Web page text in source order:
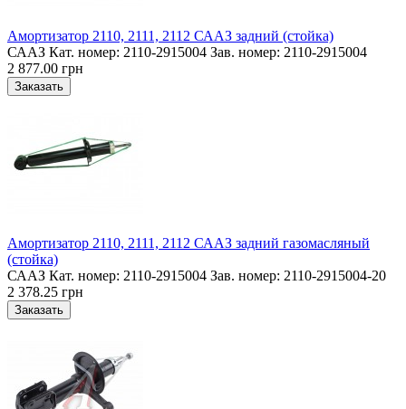
Амортизатор 2110, 2111, 2112 СААЗ задний (стойка)
СААЗ Кат. номер: 2110-2915004 Зав. номер: 2110-2915004
2 877.00 грн
Амортизатор 2110, 2111, 2112 СААЗ задний газомасляный
(стойка)
СААЗ Кат. номер: 2110-2915004 Зав. номер: 2110-2915004-20
2 378.25 грн